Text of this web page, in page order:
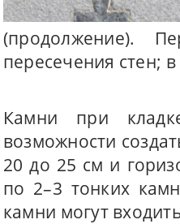
(продолжение).
пересечения стен;
Камни при
возможности
20 до 25 см и
по 2–3 тонких
камни могут